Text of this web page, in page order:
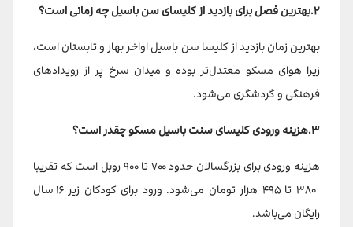
۲.بهترین فصل برای بازدید از کلیسای سن باسیل چه زمانی است؟
بهترین زمان بازدید از کلیسا سن باسیل اواخر بهار و تابستان است،
زیرا هوای مسکو معتدل‌تر بوده و میدان سرخ پر از رویدادهای
فرهنگی و گردشگری می‌شود.
۳.هزینه ورودی کلیسای سنت باسیل مسکو چقدر است؟
هزینه ورودی برای بزرگسالان حدود ۷۰۰ تا ۹۰۰ روبل است که تقریبا
۳۸۰ تا ۴۹۵ هزار تومان می‌شود. ورود برای کودکان زیر ۱۶ سال
رایگان می‌باشد.